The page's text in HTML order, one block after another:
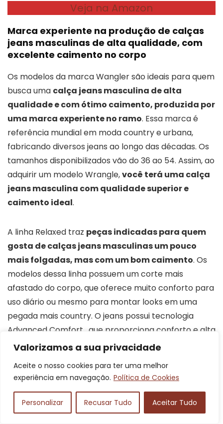
Valorizamos a sua privacidade
Aceite o nosso cookies para ter uma melhor
experiência em navegação. Política de Cookies
Personalizar Recusar Tudo Aceitar Tudo
Veja na Amazon
Marca experiente na produção de calças
jeans masculinas de alta qualidade, com
excelente caimento no corpo
Os modelos da marca Wangler são ideais para quem
busca uma calça jeans masculina de alta
qualidade e com ótimo caimento, produzida por
uma marca experiente no ramo. Essa marca é
referência mundial em moda country e urbana,
fabricando diversos jeans ao longo das décadas. Os
tamanhos disponibilizados vão do 36 ao 54. Assim, ao
adquirir um modelo Wrangle,você terá uma calça
jeans masculina com qualidade superior e
caimento ideal.
A linha Relaxed traz peças indicadas para quem
gosta de calças jeans masculinas um pouco
mais folgadas, mas com um bom caimento. Os
modelos dessa linha possuem um corte mais
afastado do corpo, que oferece muito conforto para
uso diário ou mesmo para montar looks em uma
pegada mais country. O jeans possui tecnologia
Advanced Comfort , que proporciona conforto e alta
durabilidade à peça.
Outra boa linha da marca é a Urbano, que traz peças
no trabalho, cursos, faculdade e outros
compromissos casuais dentro da cidade. Os